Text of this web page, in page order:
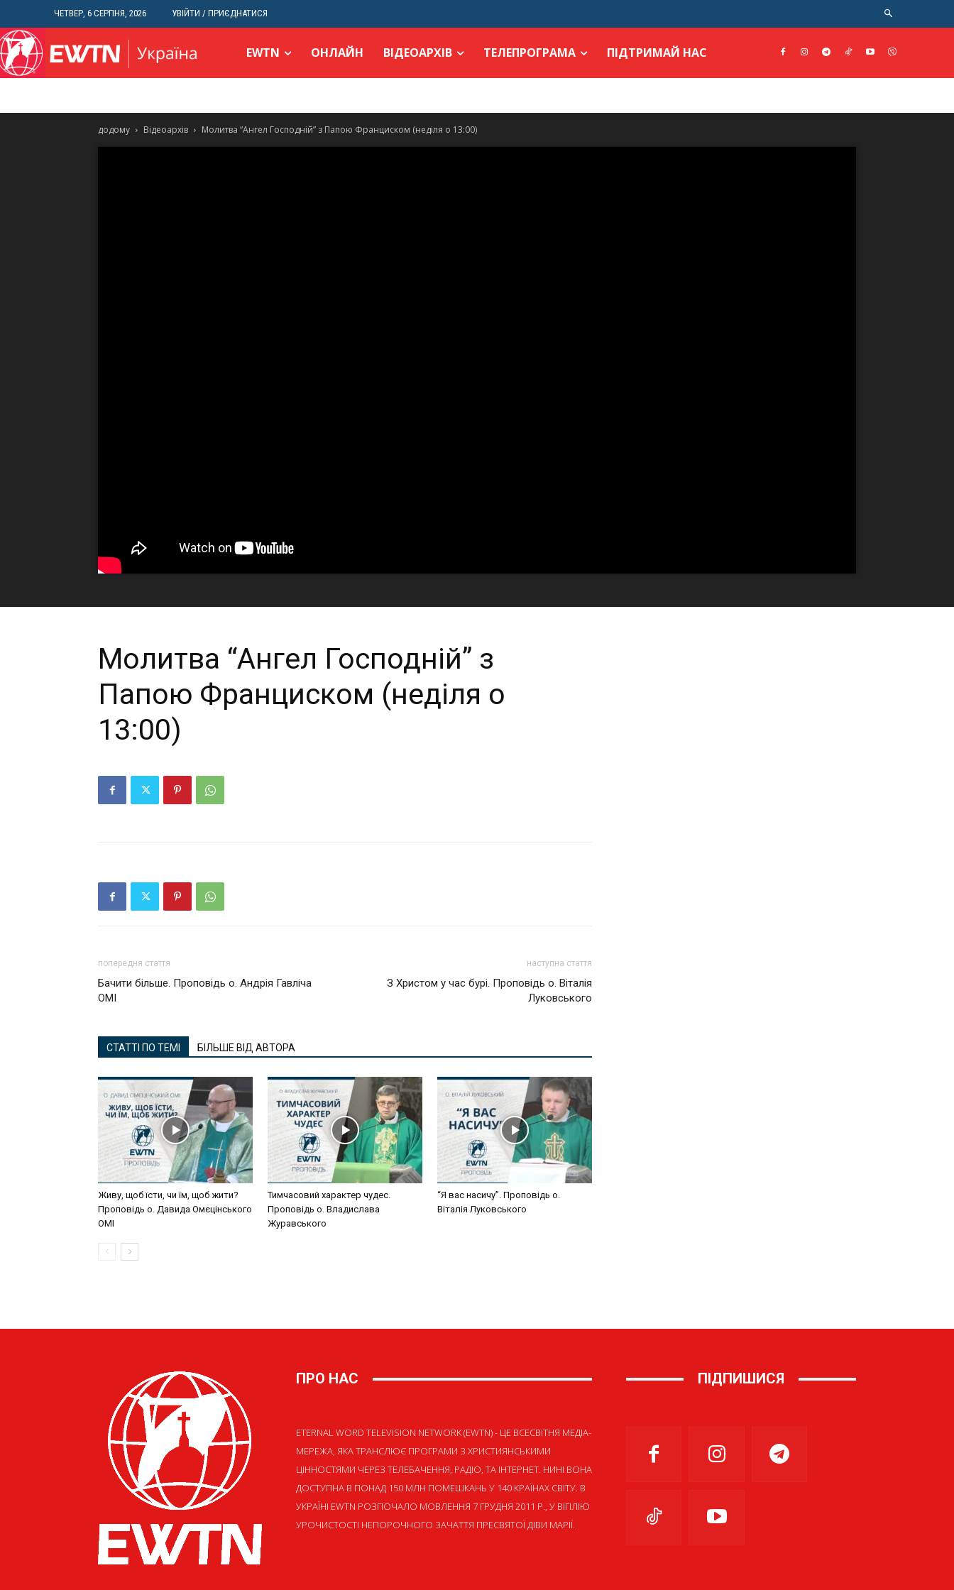
ЧЕТВЕР, 6 СЕРПНЯ, 2026 УВІЙТИ / ПРИЄДНАТИСЯ
EWTN ОНЛАЙН ВІДЕОАРХІВ ТЕЛЕПРОГРАМА ПІДТРИМАЙ НАС
додому Відеоархів Молитва “Ангел Господній” з Папою Франциском (неділя о 13:00)
Молитва “Ангел Господній” з
Папою Франциском (неділя о
13:00)
попередня стаття
Бачити більше. Проповідь о. Андрія Гавліча
ОМІ
наступна стаття
З Христом у час бурі. Проповідь о. Віталія
Луковського
СТАТТІ ПО ТЕМІ БІЛЬШЕ ВІД АВТОРА
Живу, щоб їсти, чи їм, щоб жити?
Проповідь о. Давида Омєцінського
ОМІ
Тимчасовий характер чудес.
Проповідь о. Владислава
Журавського
“Я вас насичу”. Проповідь о.
Віталія Луковського
ПРО НАС
ETERNAL WORD TELEVISION NETWORK (EWTN) - ЦЕ ВСЕСВІТНЯ МЕДІА-
МЕРЕЖА, ЯКА ТРАНСЛЮЄ ПРОГРАМИ З ХРИСТИЯНСЬКИМИ
ЦІННОСТЯМИ ЧЕРЕЗ ТЕЛЕБАЧЕННЯ, РАДІО, ТА ІНТЕРНЕТ. НИНІ ВОНА
ДОСТУПНА В ПОНАД 150 МЛН ПОМЕШКАНЬ У 140 КРАЇНАХ СВІТУ. В
УКРАЇНІ EWTN РОЗПОЧАЛО МОВЛЕННЯ 7 ГРУДНЯ 2011 Р., У ВІГІЛІЮ
УРОЧИСТОСТІ НЕПОРОЧНОГО ЗАЧАТТЯ ПРЕСВЯТОЇ ДІВИ МАРІЇ.
ПІДПИШИСЯ